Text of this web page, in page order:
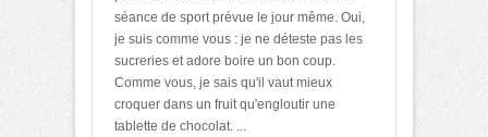
séance de sport prévue le jour même. Oui,
je suis comme vous : je ne déteste pas les
sucreries et adore boire un bon coup.
Comme vous, je sais qu'il vaut mieux
croquer dans un fruit qu'engloutir une
tablette de chocolat. ...